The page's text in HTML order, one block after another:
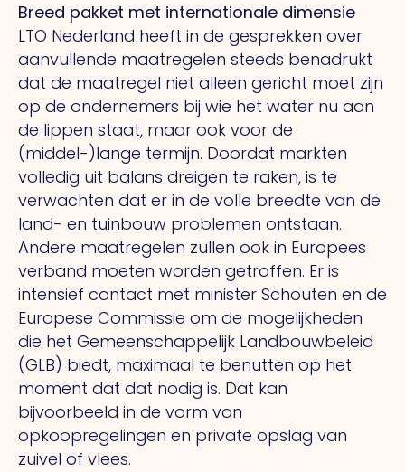
Breed pakket met internationale dimensie
LTO Nederland heeft in de gesprekken over
aanvullende maatregelen steeds benadrukt
dat de maatregel niet alleen gericht moet zijn
op de ondernemers bij wie het water nu aan
de lippen staat, maar ook voor de
(middel-)lange termijn. Doordat markten
volledig uit balans dreigen te raken, is te
verwachten dat er in de volle breedte van de
land- en tuinbouw problemen ontstaan.
Andere maatregelen zullen ook in Europees
verband moeten worden getroffen. Er is
intensief contact met minister Schouten en de
Europese Commissie om de mogelijkheden
die het Gemeenschappelijk Landbouwbeleid
(GLB) biedt, maximaal te benutten op het
moment dat dat nodig is. Dat kan
bijvoorbeeld in de vorm van
opkoopregelingen en private opslag van
zuivel of vlees.